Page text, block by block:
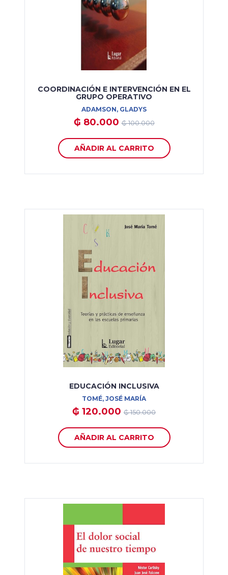
COORDINACIÓN E INTERVENCIÓN EN EL
GRUPO OPERATIVO
ADAMSON, GLADYS
₲ 80.000₲ 100.000
AÑADIR AL CARRITO
EDUCACIÓN INCLUSIVA
TOMÉ, JOSÉ MARÍA
₲ 120.000 ₲ 150.000
AÑADIR AL CARRITO